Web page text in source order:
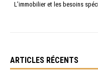
L’immobilier et les besoins
ARTICLES RÉCENTS